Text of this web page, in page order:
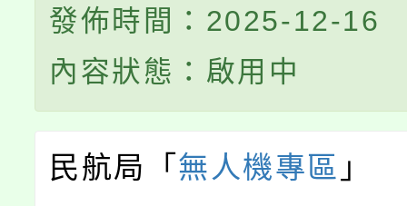
發佈時間：2025-12-16
內容狀態：啟用中
民航局「 無人機專區 」